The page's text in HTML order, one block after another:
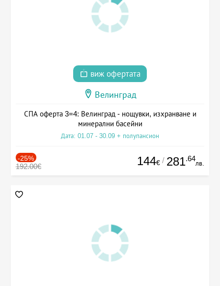
виж офертата
Велинград
СПА оферта 3=4: Велинград - нощувки, изхранване и
минерални басейни
Дата: 01.07 - 30.09 + полупансион
-25%
192.00€ 144€ / 281.64
лв.